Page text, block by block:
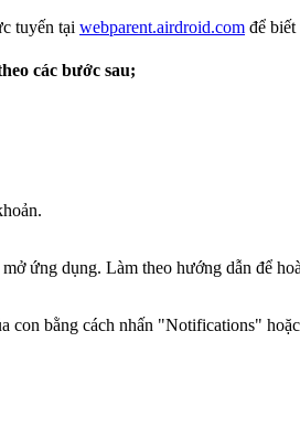
tuyến tại webparent.airdroid.com để biết
các bước sau;
ứng dụng. Làm theo hướng dẫn để
con bằng cách nhấn "Notifications"